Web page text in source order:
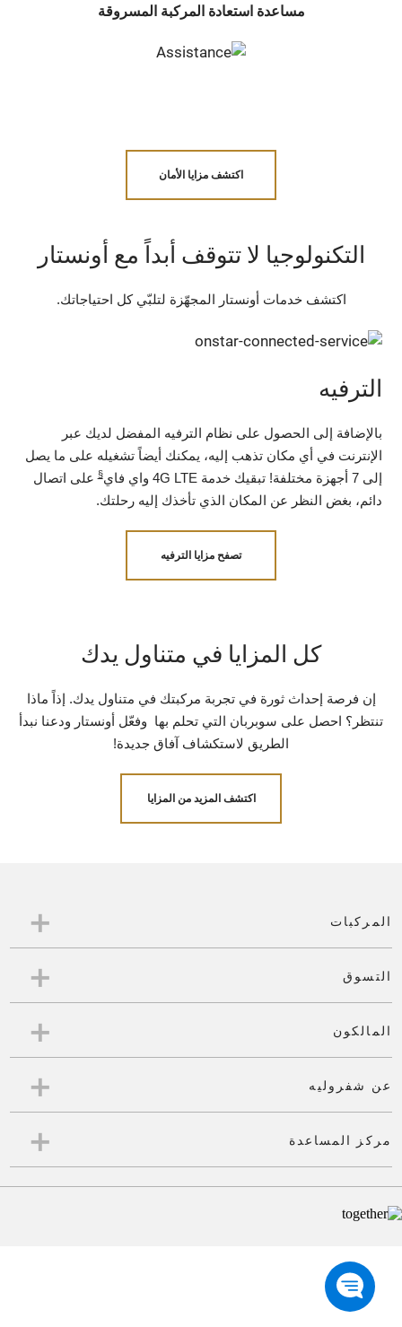
مساعدة استعادة المركبة المسروقة
اكتشف مزايا الأمان
التكنولوجيا لا تتوقف أبداً مع أونستار
اكتشف خدمات أونستار المجهّزة لتلبّي كل احتياجاتك.
الترفيه
بالإضافة إلى الحصول على نظام الترفيه المفضل لديك عبر
الإنترنت في أي مكان تذهب إليه، يمكنك أيضاً تشغيله على ما يصل
إلى 7 أجهزة مختلفة! تبقيك خدمة 4G LTE واي فاي
على اتصال
دائم، بغض النظر عن المكان الذي تأخذك إليه رحلتك.
تصفح مزايا الترفيه
كل المزايا في متناول يدك
إن فرصة إحداث ثورة في تجربة مركبتك في متناول يدك. إذاً ماذا
تنتظر؟ احصل على سوبربان التي تحلم بها وفعّل أونستار ودعنا نبدأ
الطريق لاستكشاف آفاق جديدة!
اكتشف المزيد من المزايا